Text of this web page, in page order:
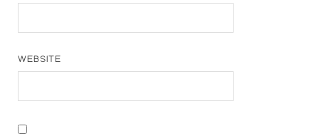
WEBSITE